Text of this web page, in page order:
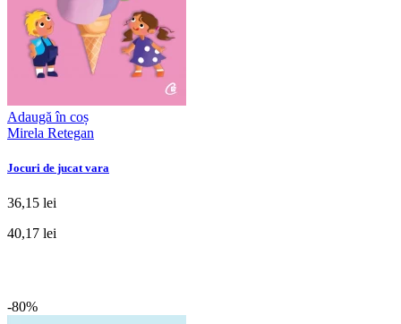
Adaugă în coș
Mirela Retegan
Jocuri de jucat vara
36,15 lei
40,17 lei
-80%